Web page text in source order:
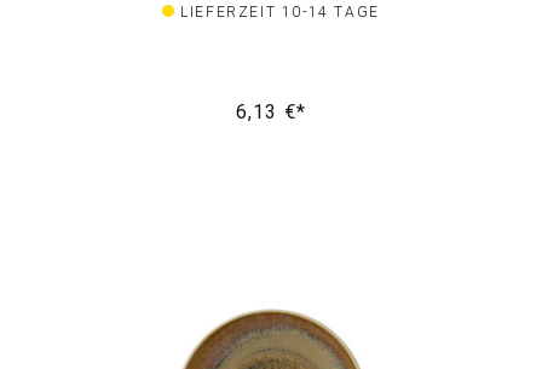
LIEFERZEIT 10-14 TAGE
6,13 €*